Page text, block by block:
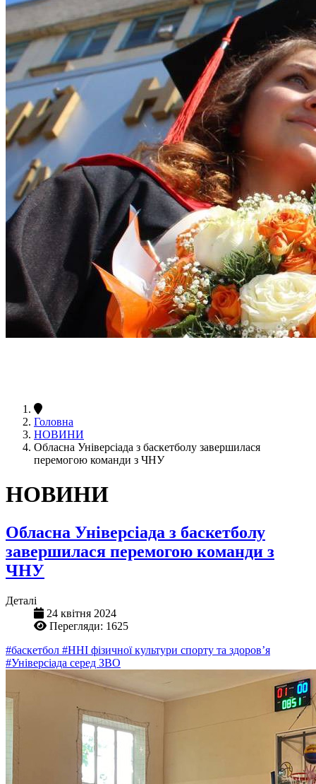
Головна
НОВИНИ
Обласна Універсіада з баскетболу завершилася
перемогою команди з ЧНУ
НОВИНИ
Обласна Універсіада з баскетболу
завершилася перемогою команди з
ЧНУ
Деталі
24 квітня 2024
Перегляди: 1625
#баскетбол #ННІ фізичної культури спорту та здоров’я
#Універсіада серед ЗВО